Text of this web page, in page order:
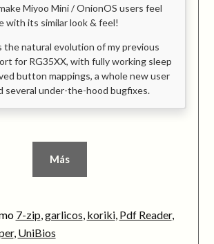
Miyoo Mini / OnionOS users feel
with its similar look & feel!
the natural evolution of my previous
for RG35XX, with fully working sleep
button mappings, a whole new user
several under-the-hood bugfixes.
Más
7-zip garlicos koriki, Pdf Reader,
, UniBios